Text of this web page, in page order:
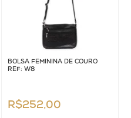
BOLSA FEMININA DE COURO
REF: W8
R$252,00